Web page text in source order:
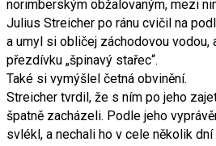
norimberským obžalovaným, mezi
Julius Streicher po ránu cvičil na
a umyl si obličej záchodovou vodou,
přezdívku „špinavý stařec“.
Také si vymýšlel četná obvinění.
Streicher tvrdil, že s ním po jeho
špatně zacházeli. Podle jeho
svlékl, a nechali ho v cele několik